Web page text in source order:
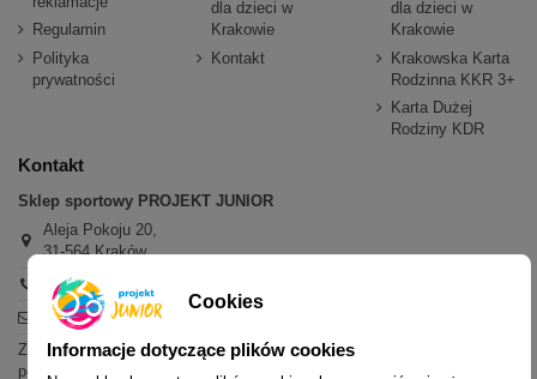
Regulamin
Polityka
prywatności
dla dzieci w
Krakowie
Kontakt
dla dzieci w
Krakowie
Krakowska Karta
Rodzinna KKR 3+
Karta Dużej
Rodziny KDR
Kontakt
Sklep sportowy PROJEKT JUNIOR
Aleja Pokoju 20,
31-564 Kraków
+48 600 779 897
sklep@projektjunior.pl
Zapraszamy do sklepu stacjonarnego:
poniedziałek - piątek: 11.00-19.00
Cookies
Informacje dotyczące plików cookies